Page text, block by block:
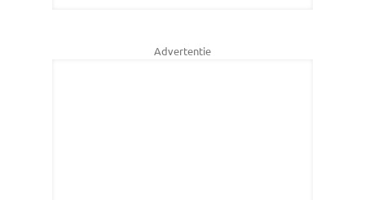
Advertentie